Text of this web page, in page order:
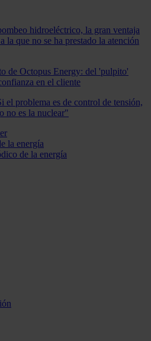
hidroeléctrico, la gran ventaja
la que no se ha prestado la atención
de Octopus Energy: del 'pulpito'
en el cliente
el problema es de control de tensión,
no es la nuclear"